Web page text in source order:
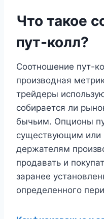
Что такое
пут-колл?
Соотношение пут-
производная
трейдеры
собирается ли
бычьим. Опционы
существующим или
держателям
продавать и
заранее
определенного